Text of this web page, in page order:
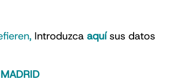
Introduzca aquísus datos